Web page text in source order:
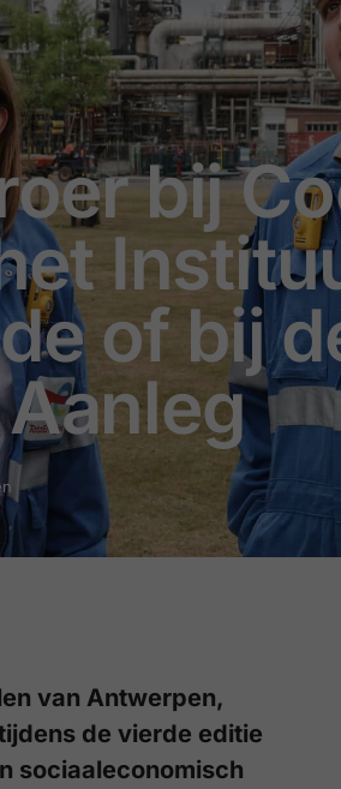
bij
of bij
van Antwerpen,
de vierde editie
sociaaleconomisch